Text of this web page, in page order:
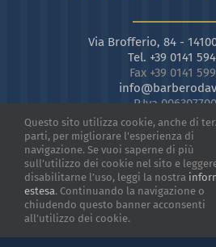
Via Brofferio, 84 -
Tel. +39 0141
Fax +39 0141
P.Iva
| Powered byAstigrafica
Barbero s.r.l. ©2026 |Privacy
Questo sito utilizza cookie, anche di
parti, per migliorare l'esperienza di
navigazione. Se vuoi saperne di più
sull’utilizzo dei cookie nel sito e
disabilitarne l’uso, leggi la nostra
estesa. Continuando la navigazione o
chiudendo questo banner acconsenti
all’utilizzo dei cookie.